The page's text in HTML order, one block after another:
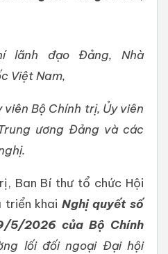
lãnh đạoĐảng, Nhà
Việt Nam,
viênBộ Chính trị, Ủy viên
ương Đảng và các
Ban Bí thư tổ chức Hội
triển khai Nghị quyết số
5/2026 của Bộ Chính
lối đối ngoại Đại hội